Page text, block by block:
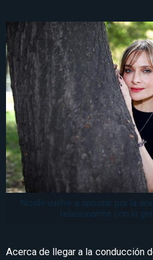
Nicole vuelve a apostar por la
relacionarme con la
Acerca de llegar a la conducción